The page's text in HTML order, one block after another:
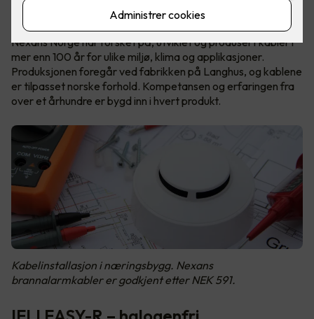
kabelkompetanse
Nexans Norge har forsket på, utviklet og produsert kabler i
mer enn 100 år for ulike miljø, klima og applikasjoner.
Produksjonen foregår ved fabrikken på Langhus, og kablene
er tilpasset norske forhold. Kompetansen og erfaringen fra
over et århundre er bygd inn i hvert produkt.
Kabelinstallasjon i næringsbygg. Nexans
brannalarmkabler er godkjent etter NEK 591.